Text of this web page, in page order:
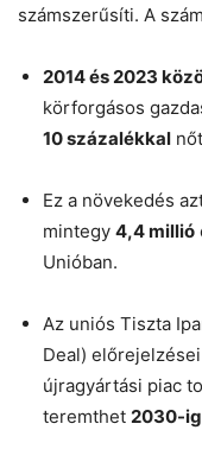
számszerűsíti. A
2014 és 2023
körforgásos
10 százalékkal
Ez a növekedés
mintegy 4,4 millió
Unióban.
Az uniós Tiszta
Deal)
újragyártási piac
teremthet 2030-ig